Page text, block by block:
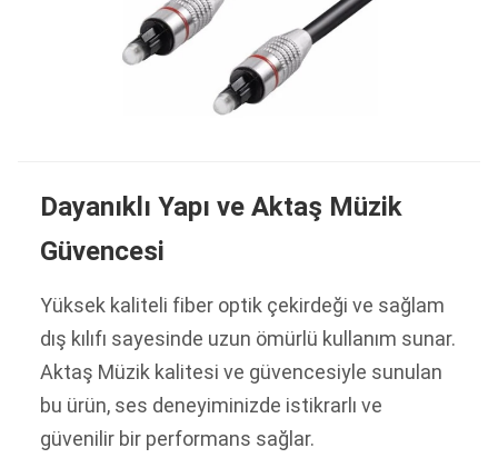
Dayanıklı Yapı ve Aktaş Müzik
Güvencesi
Yüksek kaliteli fiber optik çekirdeği ve sağlam
dış kılıfı sayesinde uzun ömürlü kullanım sunar.
Aktaş Müzik kalitesi ve güvencesiyle sunulan
bu ürün, ses deneyiminizde istikrarlı ve
güvenilir bir performans sağlar.